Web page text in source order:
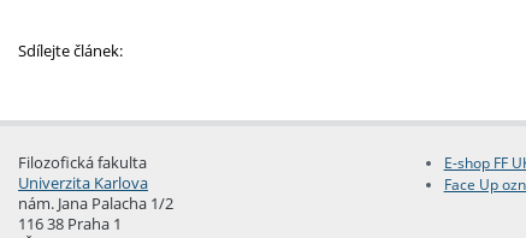
Sdílejte článek:
Filozofická fakulta
Univerzita Karlova
nám. Jana Palacha 1/2
116 38 Praha 1
E-shop FF
Face Up